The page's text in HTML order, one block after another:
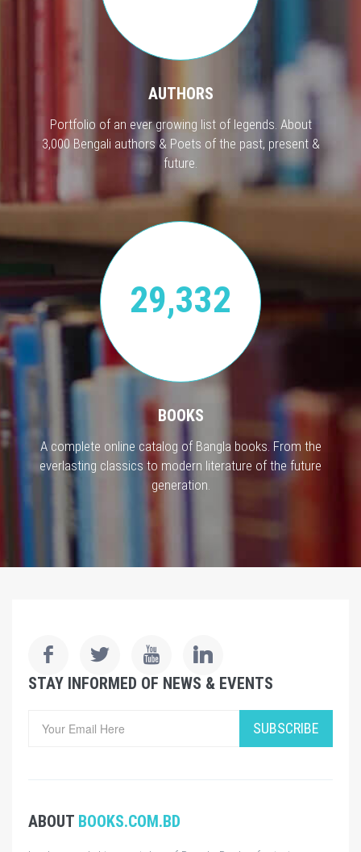
AUTHORS
Portfolio of an ever growing list of legends. About
3,000 Bengali authors & Poets of the past, present &
future.
29,332
BOOKS
A complete online catalog of Bangla books. From the
everlasting classics to modern literature of the future
generation.
STAY INFORMED OF NEWS & EVENTS
SUBSCRIBE
ABOUT BOOKS.COM.BD